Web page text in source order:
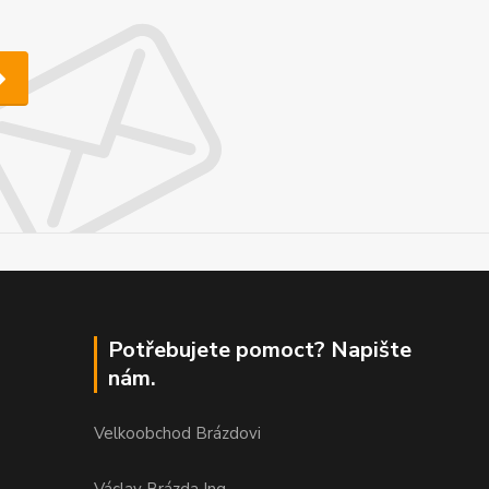
Potřebujete pomoct? Napište
nám.
Velkoobchod Brázdovi